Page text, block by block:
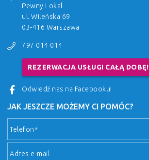
Pewny Lokal
ul. Wileńska 69
03-416 Warszawa
797 014 014
REZERWACJA USŁUGI CAŁĄ DOBĘ!
Odwiedź nas na Facebooku!
JAK JESZCZE MOŻEMY CI POMÓC?